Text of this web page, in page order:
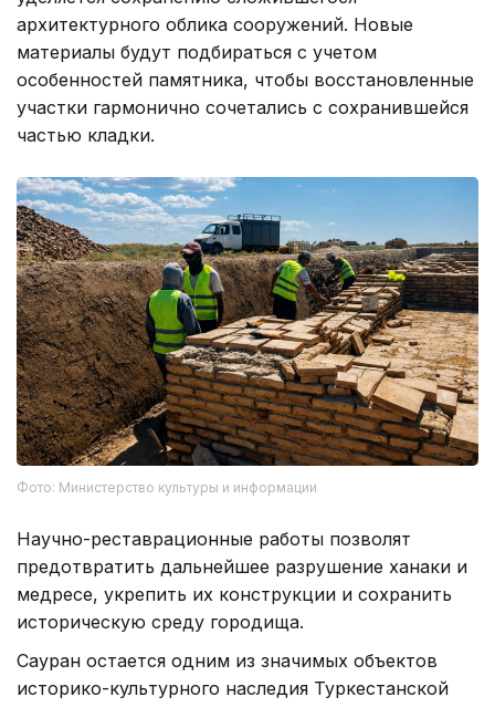
архитектурного облика сооружений. Новые
материалы будут подбираться с учетом
особенностей памятника, чтобы восстановленные
участки гармонично сочетались с сохранившейся
частью кладки.
Фото: Министерство культуры и информации
Научно-реставрационные работы позволят
предотвратить дальнейшее разрушение ханаки и
медресе, укрепить их конструкции и сохранить
историческую среду городища.
Сауран остается одним из значимых объектов
историко-культурного наследия Туркестанской